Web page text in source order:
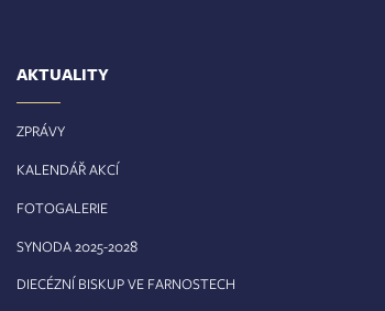
AKTUALITY
ZPRÁVY
KALENDÁŘ AKCÍ
FOTOGALERIE
SYNODA 2025-2028
DIECÉZNÍ BISKUP VE FARNOSTECH